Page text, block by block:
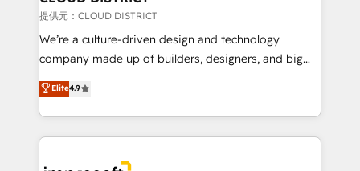
creativity. Our multicultural team works in Spanish,
Portuguese, and English to design scalable strategies
that drive measurable growth. 🌎 Highlights: • 10+
Platform Migration Excellence. • Top 3 Partner of the
Year LATAM 2022, 2023, 2024, 2025. • Partner of the
business with HubSpot? Let Cebra’s experts help
提供元：CLOUD DISTRICT
We’re a culture-driven design and technology
company made up of builders, designers, and big
thinkers. We blend strategy, design, and
development—always fueled by curiosity—to turn
ideas, opportunities, and challenges into meaningful
experiences. To us, technology is more than just
Elite4.9